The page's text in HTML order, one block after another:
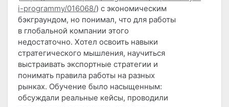
i-programmy/016068/) с экономическим
бэкграундом, но понимал, что для работы
в глобальной компании этого
недостаточно. Хотел освоить навыки
стратегического мышления, научиться
выстраивать экспортные стратегии и
понимать правила работы на разных
рынках. Обучение было насыщенным:
обсуждали реальные кейсы, проводили